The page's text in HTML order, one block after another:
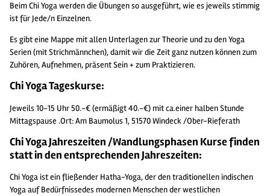
Beim Chi Yoga werden die Übungen so ausgeführt, wie es jeweils stimmig
ist für Jede/n Einzelnen.
Es gibt eine Mappe mit allen Unterlagen zur Theorie und zu den Yoga
Serien (mit Strichmännchen), damit wir die Zeit ganz nutzen können zum
Zuhören, Aufnehmen, präsent Sein + zum Praktizieren.
Chi Yoga Tageskurse:
Jeweils 10-15 Uhr 50.-€ (ermäßigt 40.-€) mit ca.einer halben Stunde
Mittagspause .Ort: Am Baumolus 1, 51570 Windeck /Ober-Rieferath
Chi Yoga Jahreszeiten /Wandlungsphasen Kurse finden
statt in den entsprechenden Jahreszeiten:
Chi Yoga ist ein fließender Hatha-Yoga, der den traditionellen indischen
Yoga auf Bedürfnissedes modernen Menschen der westlichen